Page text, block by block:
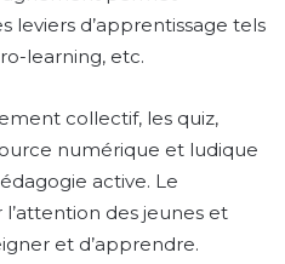
leviers d’apprentissage tels
learning, etc.
collectif, les quiz,
numérique et ludique
active. Le
des jeunes et
et d’apprendre.